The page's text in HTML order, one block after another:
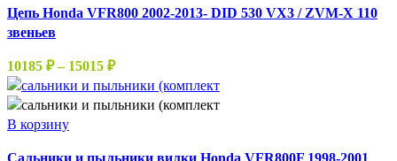
на
имеет
можно
выбрать
странице
Цепь Honda VFR800 2002-2013- DID 530 VX3 / ZVM-X 110
звеньев
10185 ₽ – 15015 ₽Диапазон
цен:
10185 ₽
В корзину
Сальники и пыльники вилки Honda VFR800F 1998-2001